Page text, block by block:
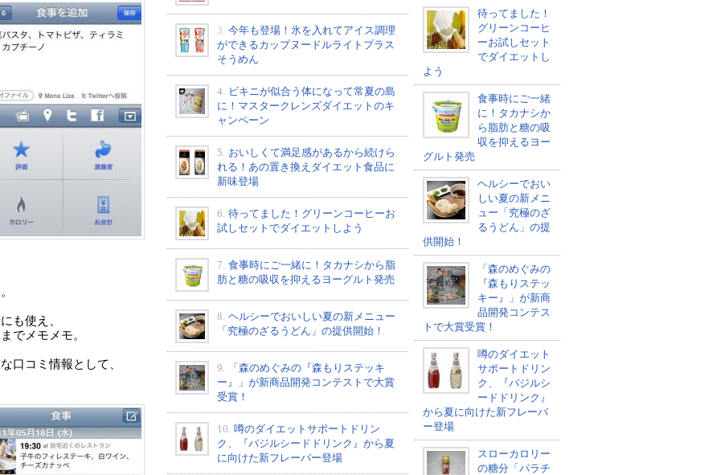
も使え、
でメモメモ。
口コミ情報として、
3. 今年も登場！氷を入れてアイス調理
ができるカップヌードルライトプラス
そうめん
4.
ビキニが似合う体になって常夏の島
に！マスタークレンズダイエットのキ
ャンペーン
5. おいしくて満足感があるから続けら
れる！あの置き換えダイエット食品に
新味登場
6. 待ってました！グリーンコーヒーお
試しセットでダイエットしよう
7. 食事時にご一緒に！タカナシから脂
肪と糖の吸収を抑えるヨーグルト発売
8. ヘルシーでおいしい夏の新メニュー
「究極のざるうどん」の提供開始！
9.
「森のめぐみの『森もりステッキ
ー』」が新商品開発コンテストで大賞
受賞！
10. 噂のダイエットサポートドリン
ク、『バジルシードドリンク』から夏
に向けた新フレーバー登場
待ってました！
グリーンコーヒ
ーお試しセット
でダイエットし
よう
食事時にご一緒
に！タカナシか
ら脂肪と糖の吸
収を抑えるヨー
グルト発売
ヘルシーでおい
しい夏の新メニ
ュー「究極のざ
るうどん」の提
供開始！
「森のめぐみの
『森もりステッ
キー』」が新商
品開発コンテス
トで大賞受賞！
噂のダイエット
サポートドリン
ク、『バジルシ
ードドリンク』
から夏に向けた新フレーバ
ー登場
スローカロリー
の糖分「パラチ